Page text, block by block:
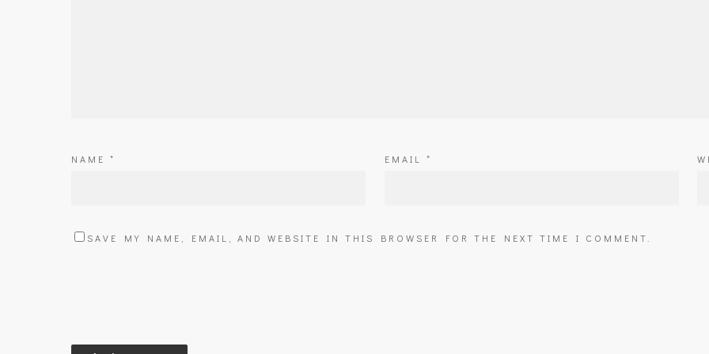
NAME * EMAIL *
SAVE MY NAME, EMAIL, AND WEBSITE IN THIS BROWSER FOR THE NEXT TIME I COMMENT.